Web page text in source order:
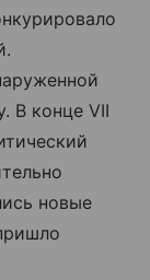
В конце VII
новые